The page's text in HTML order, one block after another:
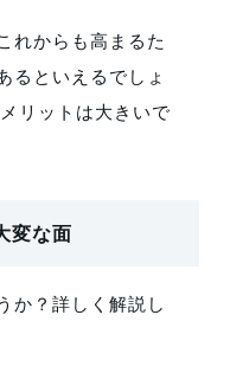
れからも高まるた
るといえるでしょ
リットは大きいで
変な面
か？詳しく解説し